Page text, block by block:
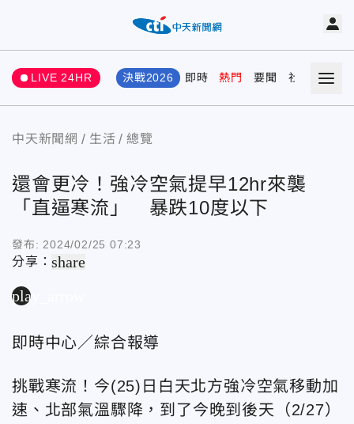
LIVE 24HR 決戰2026 即時 熱門 要聞 社會 娛樂
中天新聞網 生活 總覽
還會更冷！強冷空氣提早12hr來襲
「直逼寒流」 暴跌10度以下
發布: 2024/02/25 07:23
分享：share
play_arrow
即時中心／綜合報導
挑戰寒流！今(25)日白天北方強冷空氣移動加
速、北部氣溫驟降，到了今晚到後天（2/27）